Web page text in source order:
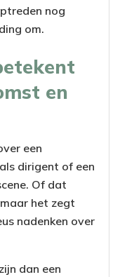
nog
om.
en
een
dirigent of een
Of dat
het zegt
nadenken over
dan een